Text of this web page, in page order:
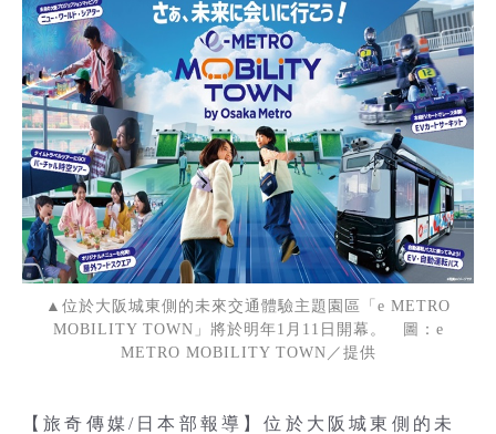
▲位於大阪城東側的未來交通體驗主題園區「e METRO
MOBILITY TOWN」將於明年1月11日開幕。 圖：e
METRO MOBILITY TOWN／提供
【旅奇傳媒/日本部報導】位於大阪城東側的未